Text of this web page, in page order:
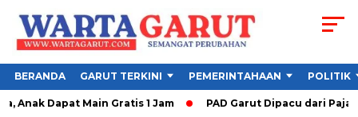
BERANDA GARUT TERKINI PEMERINTAHAAN POLITIK
Anak Dapat Main Gratis 1 Jam PAD Garut Dipacu dari